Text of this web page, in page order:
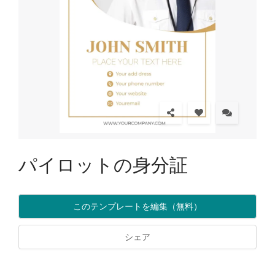
パイロットの身分証
このテンプレートを編集（無料）
シェア